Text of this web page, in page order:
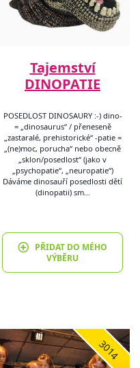
Tajemství
DINOPATIE
POSEDLOST DINOSAURY :-) dino-
= „dinosaurus“ / přeneseně
„zastaralé, prehistorické“ -patie =
„(ne)moc, porucha“ nebo obecně
„sklon/posedlost“ (jako v
„psychopatie“, „neuropatie“)
Dáváme dinosauří posedlosti dětí
(dinopatii) sm…
PŘIDAT DO MÉHO
VÝBĚRU
3014